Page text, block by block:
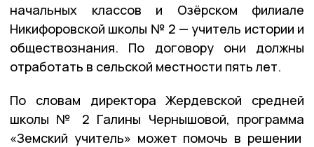
начальных классов и Озёрском филиале
Никифоровской школы № 2 — учитель истории и
обществознания. По договору они должны
отработать в сельской местности пять лет.
По словам директора Жердевской средней
школы № 2 Галины Чернышовой, программа
«Земский учитель» может помочь в решении